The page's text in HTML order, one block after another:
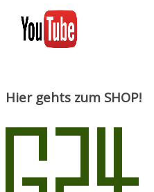
Hier gehts zum SHOP!